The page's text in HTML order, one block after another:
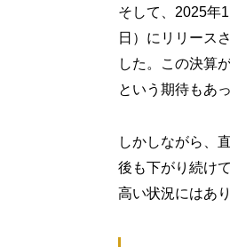
そして、2025年
日）にリリース
した。この決算
という期待もあ
しかしながら、
後も下がり続け
高い状況にはあり